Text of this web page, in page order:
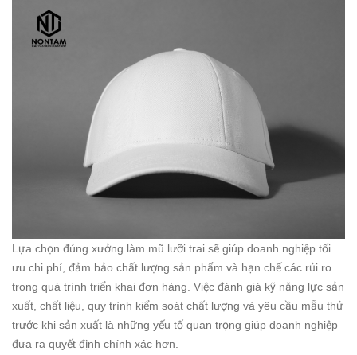
Lựa chọn đúng xưởng làm mũ lưỡi trai sẽ giúp doanh nghiệp tối
ưu chi phí, đảm bảo chất lượng sản phẩm và hạn chế các rủi ro
trong quá trình triển khai đơn hàng. Việc đánh giá kỹ năng lực sản
xuất, chất liệu, quy trình kiểm soát chất lượng và yêu cầu mẫu thử
trước khi sản xuất là những yếu tố quan trọng giúp doanh nghiệp
đưa ra quyết định chính xác hơn.